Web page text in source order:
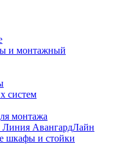
и монтажный
систем
монтажа
Линия АвангардЛайн
шкафы и стойки